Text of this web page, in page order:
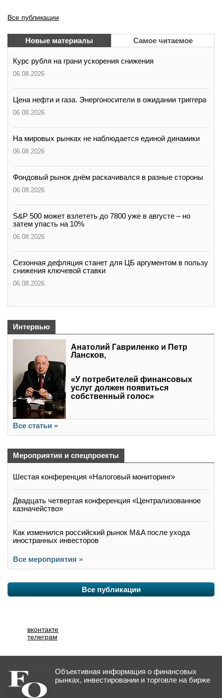
Все публикации
Новые материалы Самое читаемое
Курс рубля на грани ускорения снижения
06.08.2026
Цена нефти и газа. Энергоносители в ожидании триггера
06.08.2026
На мировых рынках не наблюдается единой динамики
06.08.2026
Фондовый рынок днём раскачивался в разные стороны
06.08.2026
S&P 500 может взлететь до 7800 уже в августе – но
затем упасть на 10%
06.08.2026
Сезонная дефляция станет для ЦБ аргументом в пользу
снижения ключевой ставки
06.08.2026
Интервью
Анатолий Гавриленко и Петр
Лансков,
«У потребителей финансовых
услуг должен появиться
собственный голос»
Все статьи »
Мероприятия и спецпроекты
Шестая конференция «Налоговый мониторинг»
Двадцать четвертая конференция «Централизованное
казначейство»
Как изменился российский рынок M&A после ухода
иностранных инвесторов
Все мероприятия »
Все публикации
вконтакте
телеграм
Объективная информация о финансовых
рынках, инвестировании и торговле на бирже